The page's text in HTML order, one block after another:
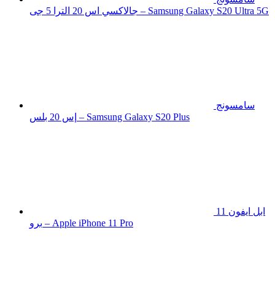
جالاكسي اس 20 الترا 5 جى – Samsung Galaxy S20 Ultra 5G
سامسونج
إس 20 بلس – Samsung Galaxy S20 Plus
ابل ايفون 11
برو – Apple iPhone 11 Pro